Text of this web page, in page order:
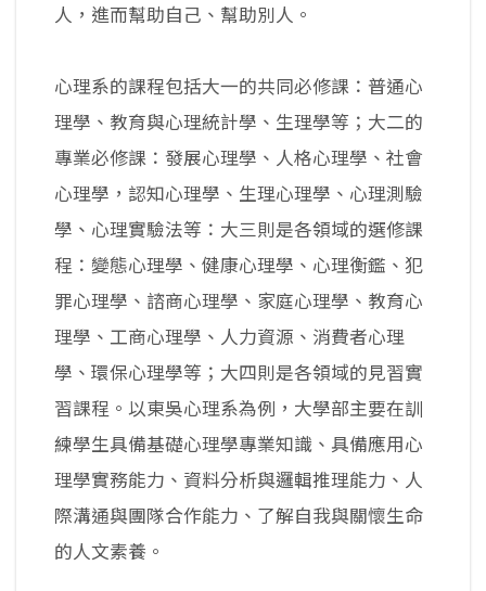
人，進而幫助自己、幫助別人。
心理系的課程包括大一的共同必修課：普通心
理學、教育與心理統計學、生理學等；大二的
專業必修課：發展心理學、人格心理學、社會
心理學，認知心理學、生理心理學、心理測驗
學、心理實驗法等：大三則是各領域的選修課
程：變態心理學、健康心理學、心理衡鑑、犯
罪心理學、諮商心理學、家庭心理學、教育心
理學、工商心理學、人力資源、消費者心理
學、環保心理學等；大四則是各領域的見習實
習課程。以東吳心理系為例，大學部主要在訓
練學生具備基礎心理學專業知識、具備應用心
理學實務能力、資料分析與邏輯推理能力、人
際溝通與團隊合作能力、了解自我與關懷生命
的人文素養。